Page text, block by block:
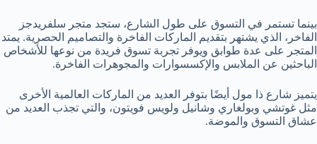
بينما تستمر في التسوق على طول الشارع، ستجد متجر سلفريدجز
الفاخر، الذي يشتهر بتقديم الماركات الفاخرة والتصاميم الحصرية. يمتد
المتجر على عدة طوابق ويوفر تجربة تسوق فريدة من نوعها للأشخاص
الباحثين عن الملابس والإكسسوارات والمجوهرات الفاخرة.
يتميز شارع ذا مول أيضًا بتوفر العديد من الماركات العالمية الأخرى
مثل غوتشي وبولغاري وشانيل ولويس فويتون، والتي تجذب العديد من
عشاق التسوق والموضة.